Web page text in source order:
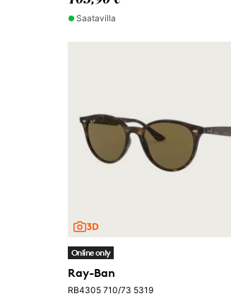
Saatavilla
Online only
Ray-Ban
RB4305 710/73 5319